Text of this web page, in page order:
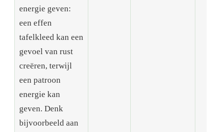
energie geven:
een effen
tafelkleed kan een
gevoel van rust
creëren, terwijl
een patroon
energie kan
geven. Denk
bijvoorbeeld aan